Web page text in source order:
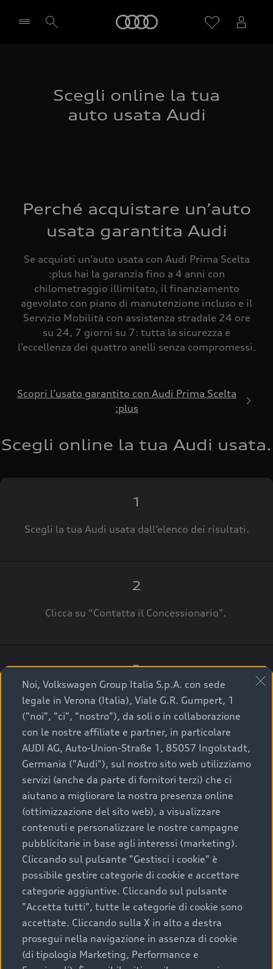
Scegli online la tua
auto usata Audi
Perché acquistare un’auto
usata garantita Audi
Se acquisti un’auto usata con Audi Prima Scelta
:plus hai la garanzia fino a 4 anni con
chilometraggio illimitato, il finanziamento
agevolato con piano di manutenzione incluso e il
Servizio Mobilità con assistenza stradale 24 ore
su 24, 7 giorni su 7: tutta la sicurezza e
l’eccellenza dei quattro anelli senza compromessi.
Scopri l’usato garantito con Audi Prima Scelta
:plus
Scegli online la tua Audi usata.
1
Scegli la tua Audi usata dall’elenco dei risultati.
2
Clicca su “Contatta il Concessionario".
3
A breve verrai ricontattato dal Customer Care
Audi Center o direttamente dal Concessionario
che ti supporterà per finalizzare la tua richiesta.
La qualità di acquistare
un’auto usata Audi
Scegliere un’auto usata è una decisione che coniuga
convenienza, affidabilità e sostenibilità. Per fare un
acquisto sicuro, è essenziale considerare aspetti
determinanti come la garanzia inclusa e l’affidabilità del
marchio. Audi offre l’auto usata perfetta tramite Audi
Prima Scelta :plus
Noi, Volkswagen Group Italia S.p.A. con sede
legale in Verona (Italia), Viale G.R. Gumpert, 1
("noi", "ci", "nostro"), da soli o in collaborazione
con le nostre affiliate e partner, in particolare
AUDI AG, Auto-Union-Straße 1, 85057 Ingolstadt,
Germania ("Audi"), sul nostro sito web utilizziamo
servizi (anche da parte di fornitori terzi) che ci
aiutano a migliorare la nostra presenza online
(ottimizzazione del sito web), a visualizzare
contenuti e personalizzare le nostre campagne
pubblicitarie in base agli interessi (marketing).
Cliccando sul pulsante "Gestisci i cookie" è
possibile gestire categorie di cookie e accettare
categorie aggiuntive. Cliccando sul pulsante
"Accetta tutti", tutte le categorie di cookie sono
accettate. Cliccando sulla X in alto a destra
prosegui nella navigazione in assenza di cookie
(di tipologia Marketing, Performance e